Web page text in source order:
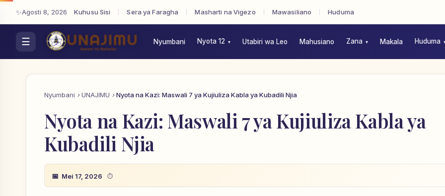
Agosti 8, 2026 Kuhusu Sisi Sera ya Faragha Masharti na Vigezo Mawasiliano Huduma
Nyumbani Nyota 12 Utabiri wa Leo Mahusiano Zana Makala Huduma
Nyumbani UNAJIMU Nyota na Kazi: Maswali 7 ya Kujiuliza Kabla ya Kubadili Njia
Nyota na Kazi: Maswali 7 ya Kujiuliza Kabla ya
Kubadili Njia
Mei 17, 2026